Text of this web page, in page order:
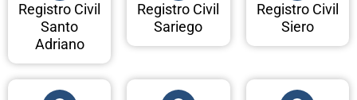
Registro Civil
Santo
Adriano
Registro Civil
Sariego
Registro Civil
Siero